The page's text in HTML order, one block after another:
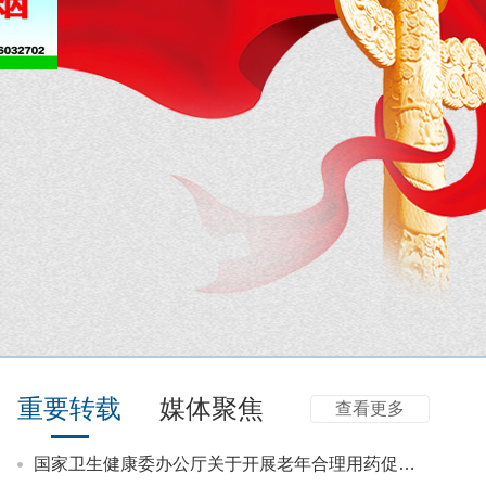
重要转载 媒体聚焦 查看更多
国家卫生健康委办公厅关于开展老年合理用药促进行动（2026—2030年）的通知
关于持续开展存量预交金清退工作的公告
霍邱县人民医院关于启用院徽的公告
关于霍邱县人民医院LOGO征集评选结果的公示
关于办理门诊预交金退款的再次通知